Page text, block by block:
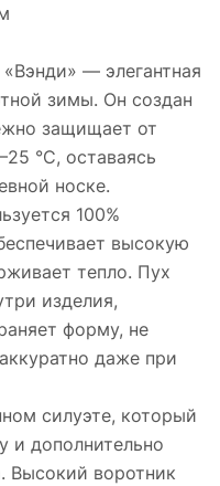
— элегантная
зимы. Он создан
защищает от
°C, оставаясь
носке.
100%
высокую
тепло. Пух
изделия,
форму, не
даже при
силуэте, который
и дополнительно
Высокий воротник